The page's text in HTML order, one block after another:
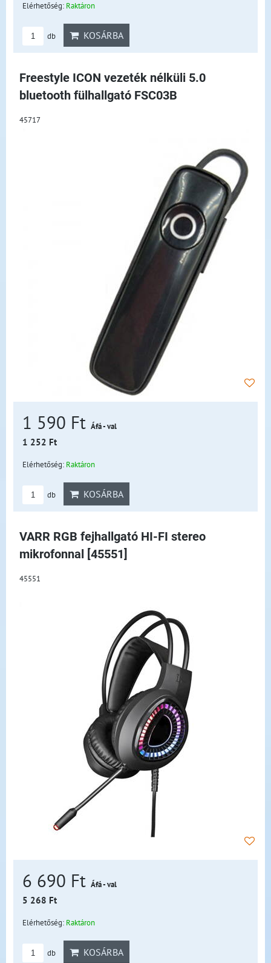
Elérhetőség: Raktáron
db KOSÁRBA
Freestyle ICON vezeték nélküli 5.0
bluetooth fülhallgató FSC03B
45717
1 590 Ft Áfá - val
1 252 Ft
Elérhetőség: Raktáron
db KOSÁRBA
VARR RGB fejhallgató HI-FI stereo
mikrofonnal [45551]
45551
6 690 Ft Áfá - val
5 268 Ft
Elérhetőség: Raktáron
db KOSÁRBA